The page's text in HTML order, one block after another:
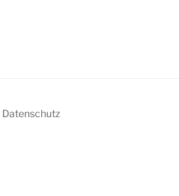
Datenschutz